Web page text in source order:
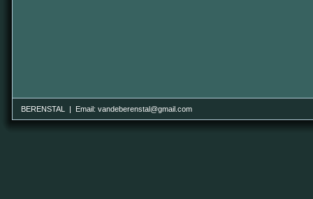
BERENSTAL | Email: vandeberenstal@gmail.com